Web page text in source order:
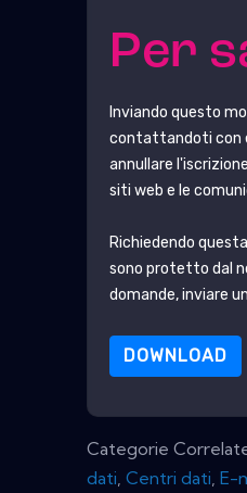
Per
Inviando questo
contattandoti con
annullare
siti web e le
Richiedendo
sono protetto dal
domande, inviare
DOWNLOAD
Categorie
dati,Centri dati,E-